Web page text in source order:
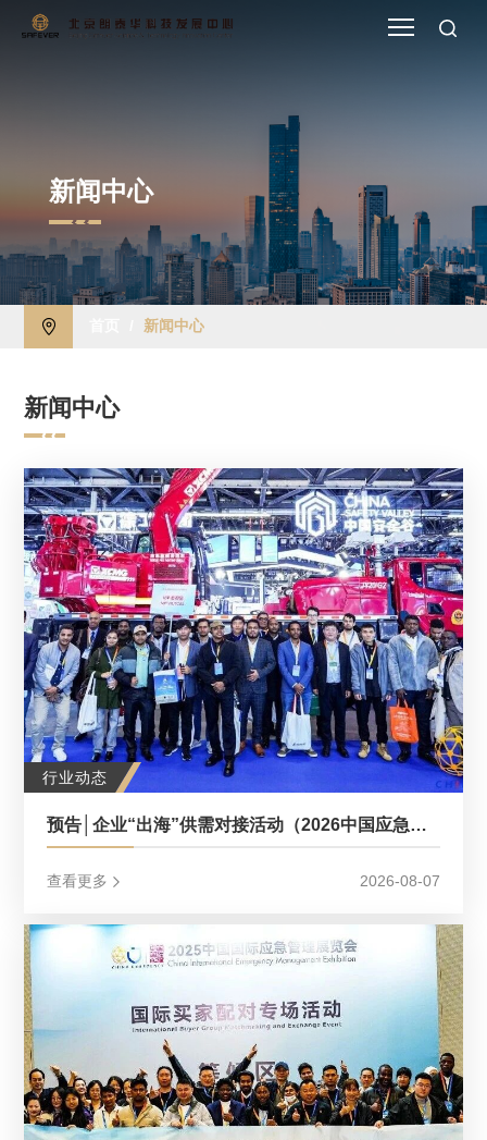
新闻中心
新闻中心
新闻中心
行业动态
预告│企业“出海”供需对接活动（2026中国应急展同期活动）
查看更多 2026-08-07